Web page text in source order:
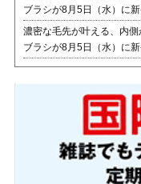
ブラシが8月5日（水）に
濃密な毛先が叶える、内
ブラシが8月5日（水）に